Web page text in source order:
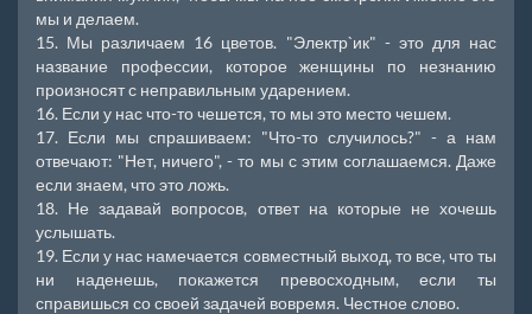
мы и делаем.
15. Мы различаем 16 цветов. "Электр`ик" - это для нас
название профессии, которое женщины по незнанию
произносят с неправильным ударением.
16. Если у нас что-то чешется, то мы это место чешем.
17. Если мы спрашиваем: "Что-то случилось?" - а нам
отвечают: "Нет, ничего", - то мы с этим соглашаемся. Даже
если знаем, что это ложь.
18. Не задавай вопросов, ответ на которые не хочешь
услышать.
19. Если у нас намечается совместный выход, то все, что ты
ни наденешь, покажется превосходным, если ты
справишься со своей задачей вовремя. Честное слово.